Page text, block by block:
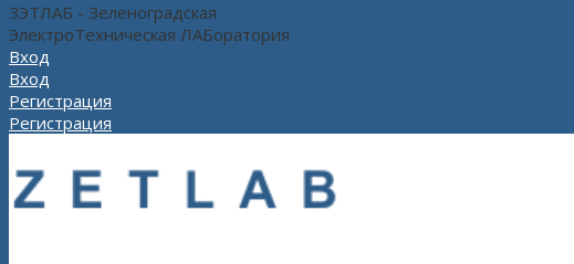
ЗЭТЛАБ - Зеленоградская
ЭлектроТехническая ЛАБоратория
Вход
Вход
Регистрация
Регистрация